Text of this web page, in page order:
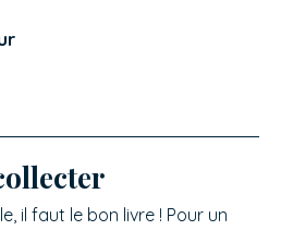
il faut le bon livre ! Pour un